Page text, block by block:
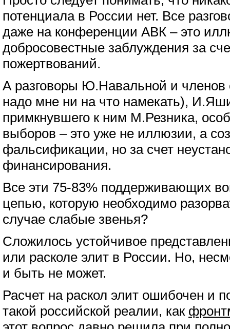
потенциала в России нет. Все
даже на конференции АВК – это
добросовестные заблуждения за
пожертвований.
А разговоры Ю.Навальной и членов
надо мне ни на что намекать),
примкнувшего к ним М.Резника,
выборов – это уже не иллюзии, а
фальсификации, но за счет
финансирования.
Все эти 75-83% поддерживающих
цепью, которую необходимо
случае слабые звенья?
Сложилось устойчивое
или расколе элит в России. Но,
и быть не может.
Расчет на раскол элит ошибочен и
такой российской реалии, как